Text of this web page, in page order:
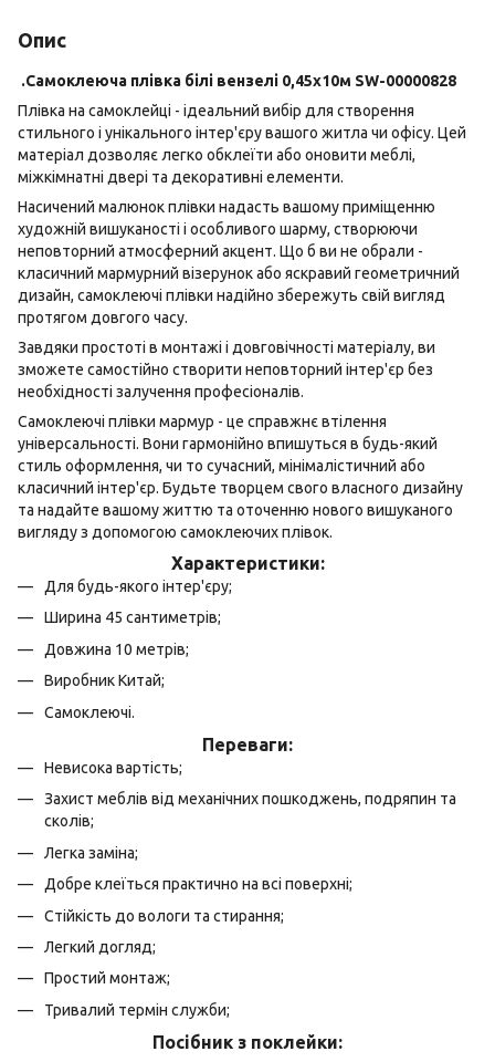
Опис
.Самоклеюча плівка білі вензелі 0,45х10м SW-00000828
Плівка на самоклейці - ідеальний вибір для створення
стильного і унікального інтер'єру вашого житла чи офісу. Цей
матеріал дозволяє легко обклеїти або оновити меблі,
міжкімнатні двері та декоративні елементи.
Насичений малюнок плівки надасть вашому приміщенню
художній вишуканості і особливого шарму, створюючи
неповторний атмосферний акцент. Що б ви не обрали -
класичний мармурний візерунок або яскравий геометричний
дизайн, самоклеючі плівки надійно збережуть свій вигляд
протягом довгого часу.
Завдяки простоті в монтажі і довговічності матеріалу, ви
зможете самостійно створити неповторний інтер'єр без
необхідності залучення професіоналів.
Самоклеючі плівки мармур - це справжнє втілення
універсальності. Вони гармонійно впишуться в будь-який
стиль оформлення, чи то сучасний, мінімалістичний або
класичний інтер'єр. Будьте творцем свого власного дизайну
та надайте вашому життю та оточенню нового вишуканого
вигляду з допомогою самоклеючих плівок.
Характеристики:
Для будь-якого інтер'єру;
Ширина 45 сантиметрів;
Довжина 10 метрів;
Виробник Китай;
Самоклеючі.
Переваги:
Невисока вартість;
Захист меблів від механічних пошкоджень, подряпин та
сколів;
Легка заміна;
Добре клеїться практично на всі поверхні;
Стійкість до вологи та стирання;
Легкий догляд;
Простий монтаж;
Тривалий термін служби;
Посібник з поклейки: